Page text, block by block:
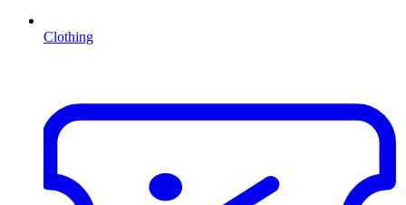
Clothing